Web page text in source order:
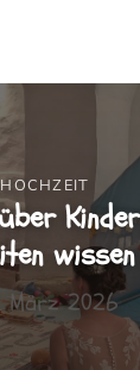
HOCHZEIT
März 2026